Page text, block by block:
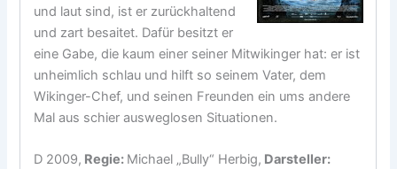
und laut sind, ist er zurückhaltend
und zart besaitet. Dafür besitzt er
eine Gabe, die kaum einer seiner Mitwikinger hat: er ist
unheimlich schlau und hilft so seinem Vater, dem
Wikinger-Chef, und seinen Freunden ein ums andere
Mal aus schier ausweglosen Situationen.
D 2009, Regie: Michael „Bully“ Herbig, Darsteller: